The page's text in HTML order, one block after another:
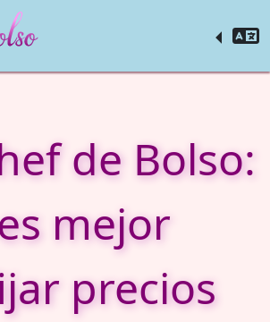
de Bolso:
mejor
precios